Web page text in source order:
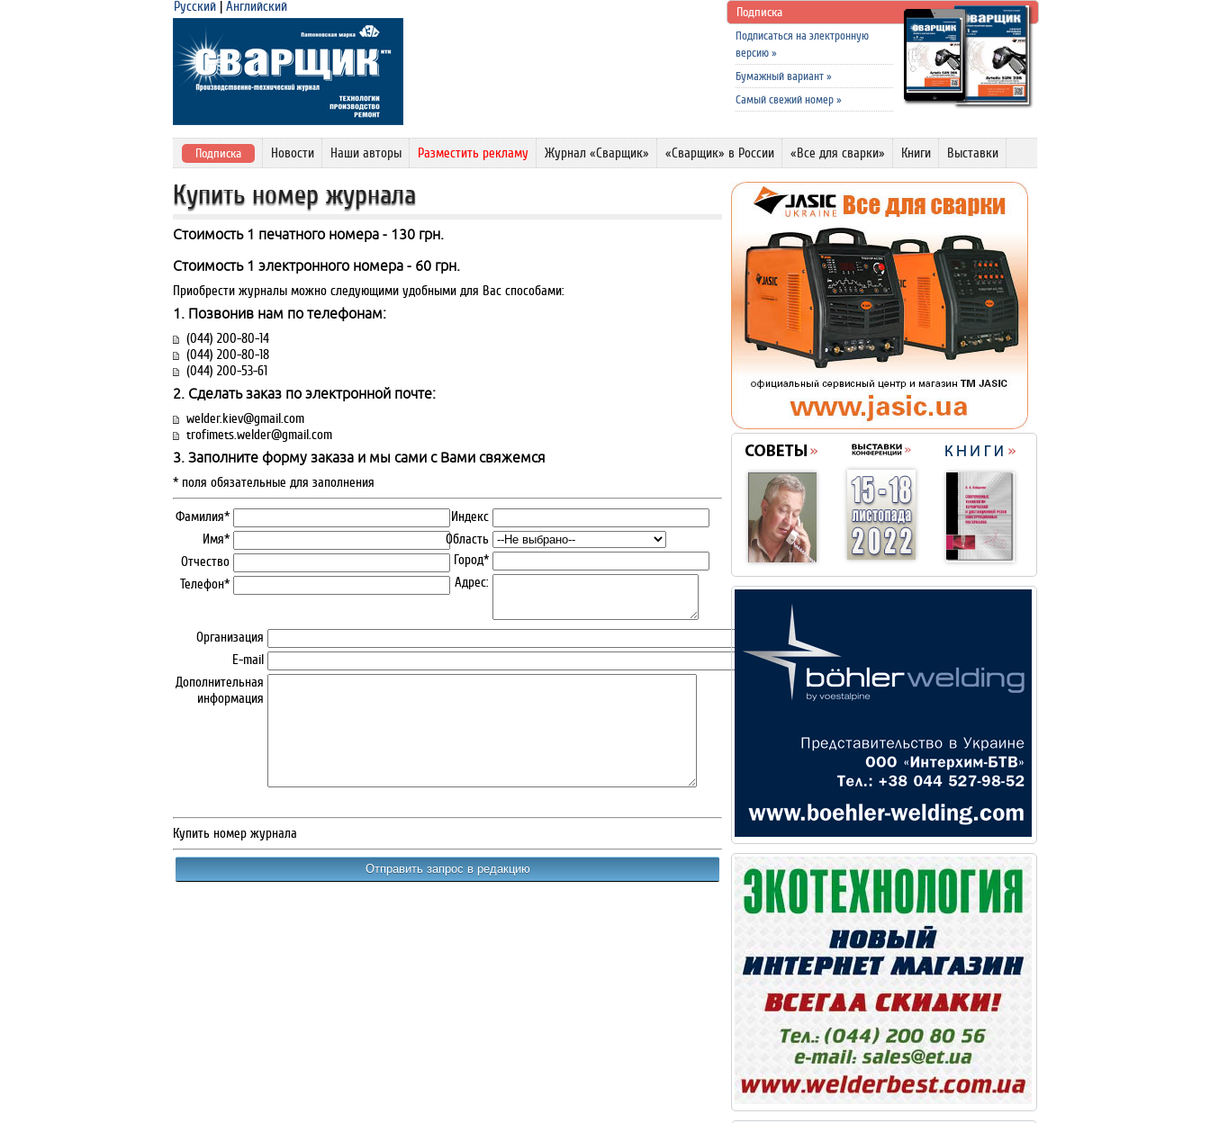
Русский Английский Подписка
Подписаться на электронную
версию »
Бумажный вариант »
Самый свежий номер »
Подписка Новости Наши авторы Разместить рекламу Журнал «Сварщик» «Сварщик» в России «Все для сварки» Книги Выставки
Купить номер журнала
Стоимость 1 печатного номера - 130 грн.
Стоимость 1 электронного номера - 60 грн.
Приобрести журналы можно следующими удобными для Вас способами:
1. Позвонив нам по телефонам:
(044) 200-80-14
(044) 200-80-18
(044) 200-53-61
2. Сделать заказ по электронной почте:
welder.kiev@gmail.com
trofimets.welder@gmail.com
3. Заполните форму заказа и мы сами с Вами свяжемся
* поля обязательные для заполнения
Фамилия*
Имя*
Отчество
Телефон*
Индекс
Область
Город*
Адрес:
Организация
E-mail
Дополнительная
информация
Купить номер журнала
Отправить запрос в редакцию